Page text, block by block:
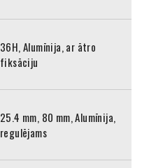
36H, Alumīnija, ar ātro
fiksāciju
25.4 mm, 80 mm, Alumīnija,
regulējams